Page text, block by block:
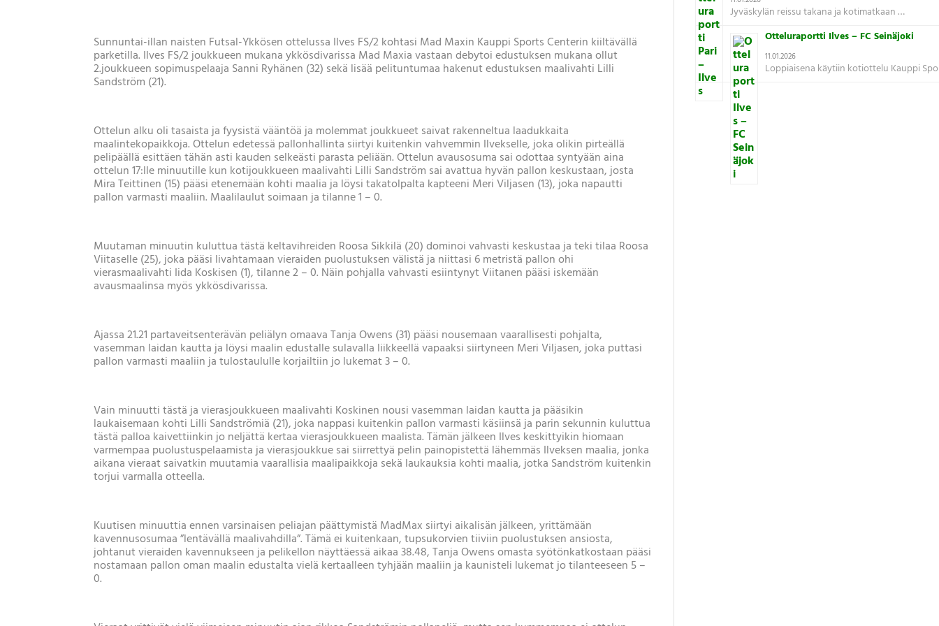
Sunnuntai-illan naisten Futsal-Ykkösen ottelussa Ilves FS/2 kohtasi Mad Maxin Kauppi Sports Centerin kiiltävällä
parketilla. Ilves FS/2 joukkueen mukana ykkösdivarissa Mad Maxia vastaan debytoi edustuksen mukana ollut
2.joukkueen sopimuspelaaja Sanni Ryhänen (32) sekä lisää pelituntumaa hakenut edustuksen maalivahti Lilli
Sandström (21).
Ottelun alku oli tasaista ja fyysistä vääntöä ja molemmat joukkueet saivat rakenneltua laadukkaita
maalintekopaikkoja. Ottelun edetessä pallonhallinta siirtyi kuitenkin vahvemmin Ilvekselle, joka olikin pirteällä
pelipäällä esittäen tähän asti kauden selkeästi parasta peliään. Ottelun avausosuma sai odottaa syntyään aina
ottelun 17:lle minuutille kun kotijoukkueen maalivahti Lilli Sandström sai avattua hyvän pallon keskustaan, josta
Mira Teittinen (15) pääsi etenemään kohti maalia ja löysi takatolpalta kapteeni Meri Viljasen (13), joka napautti
pallon varmasti maaliin. Maalilaulut soimaan ja tilanne 1 – 0.
Muutaman minuutin kuluttua tästä keltavihreiden Roosa Sikkilä (20) dominoi vahvasti keskustaa ja teki tilaa Roosa
Viitaselle (25), joka pääsi livahtamaan vieraiden puolustuksen välistä ja niittasi 6 metristä pallon ohi
vierasmaalivahti Iida Koskisen (1), tilanne 2 – 0. Näin pohjalla vahvasti esiintynyt Viitanen pääsi iskemään
avausmaalinsa myös ykkösdivarissa.
Ajassa 21.21 partaveitsenterävän peliälyn omaava Tanja Owens (31) pääsi nousemaan vaarallisesti pohjalta,
vasemman laidan kautta ja löysi maalin edustalle sulavalla liikkeellä vapaaksi siirtyneen Meri Viljasen, joka puttasi
pallon varmasti maaliin ja tulostaululle korjailtiin jo lukemat 3 – 0.
Vain minuutti tästä ja vierasjoukkueen maalivahti Koskinen nousi vasemman laidan kautta ja pääsikin
laukaisemaan kohti Lilli Sandströmiä (21), joka nappasi kuitenkin pallon varmasti käsiinsä ja parin sekunnin kuluttua
tästä palloa kaivettiinkin jo neljättä kertaa vierasjoukkueen maalista. Tämän jälkeen Ilves keskittyikin hiomaan
varmempaa puolustuspelaamista ja vierasjoukkue sai siirrettyä pelin painopistettä lähemmäs Ilveksen maalia, jonka
aikana vieraat saivatkin muutamia vaarallisia maalipaikkoja sekä laukauksia kohti maalia, jotka Sandström kuitenkin
torjui varmalla otteella.
Kuutisen minuuttia ennen varsinaisen peliajan päättymistä MadMax siirtyi aikalisän jälkeen, yrittämään
kavennusosumaa ”lentävällä maalivahdilla”. Tämä ei kuitenkaan, tupsukorvien tiiviin puolustuksen ansiosta,
johtanut vieraiden kavennukseen ja pelikellon näyttäessä aikaa 38.48, Tanja Owens omasta syötönkatkostaan pääsi
nostamaan pallon oman maalin edustalta vielä kertaalleen tyhjään maaliin ja kaunisteli lukemat jo tilanteeseen 5 –
0.
Jyväskylän reissu takana ja kotimatkaan …
Otteluraportti Ilves – FC Seinäjoki
11.01.2026
Loppiaisena käytiin kotiottelu Kauppi